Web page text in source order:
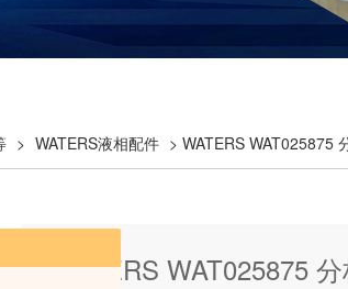
> WATERS液相配件 > WATERS WAT025875
WATERS WAT025875